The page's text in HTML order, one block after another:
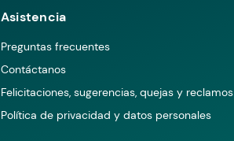
Asistencia
Preguntas frecuentes
Contáctanos
Felicitaciones, sugerencias, quejas y reclamos
Política de privacidad y datos personales